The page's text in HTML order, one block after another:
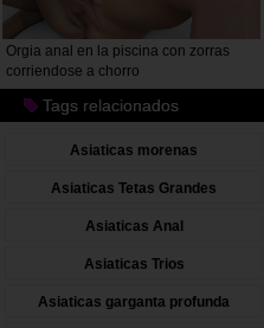
Orgia anal en la piscina con zorras
corriendose a chorro
Tags relacionados
Asiaticas morenas
Asiaticas Tetas Grandes
Asiaticas Anal
Asiaticas Trios
Asiaticas garganta profunda